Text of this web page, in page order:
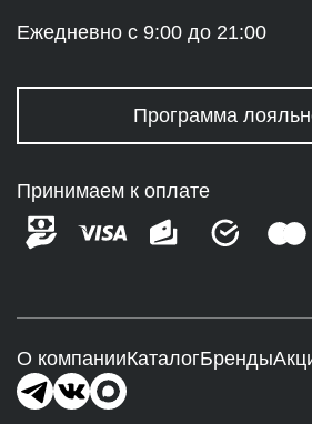
Ежедневно с 9:00 до 21:00
Программа
Принимаем к оплате
О компанииКаталогБренды